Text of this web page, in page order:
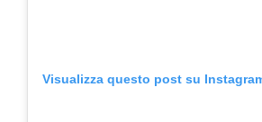
Visualizza questo post su